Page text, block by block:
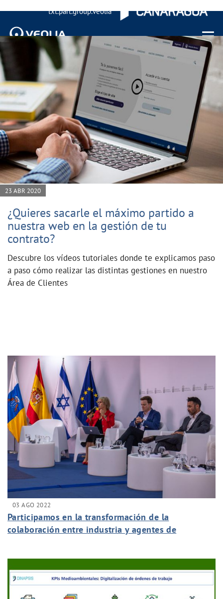
txt.part.group.veolia
Menu
23 ABR 2020
¿Quieres sacarle el máximo partido a
nuestra web en la gestión de tu
contrato?
Descubre los vídeos tutoriales donde te explicamos paso
a paso cómo realizar las distintas gestiones en nuestro
Área de Clientes
03 AGO 2022
Participamos en la transformación de la
colaboración entre industria y agentes de